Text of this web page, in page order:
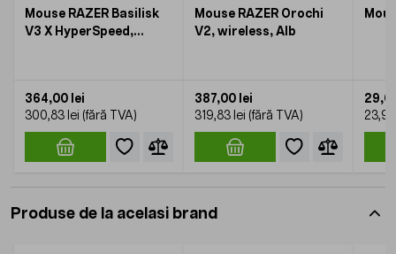
Mouse RAZER Basilisk
V3 X HyperSpeed,
364,00 lei
300,83 lei
Mouse RAZER Orochi
V2, wireless, Alb
387,00 lei
319,83 lei
Produse de la acelasi brand